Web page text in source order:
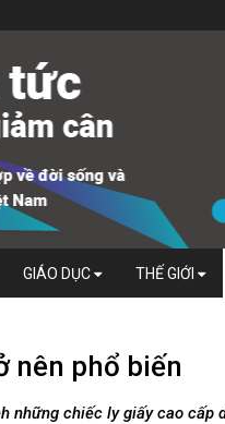
GIÁO DỤC THẾ GIỚI
nên phổ biến
những chiếc ly giấy cao